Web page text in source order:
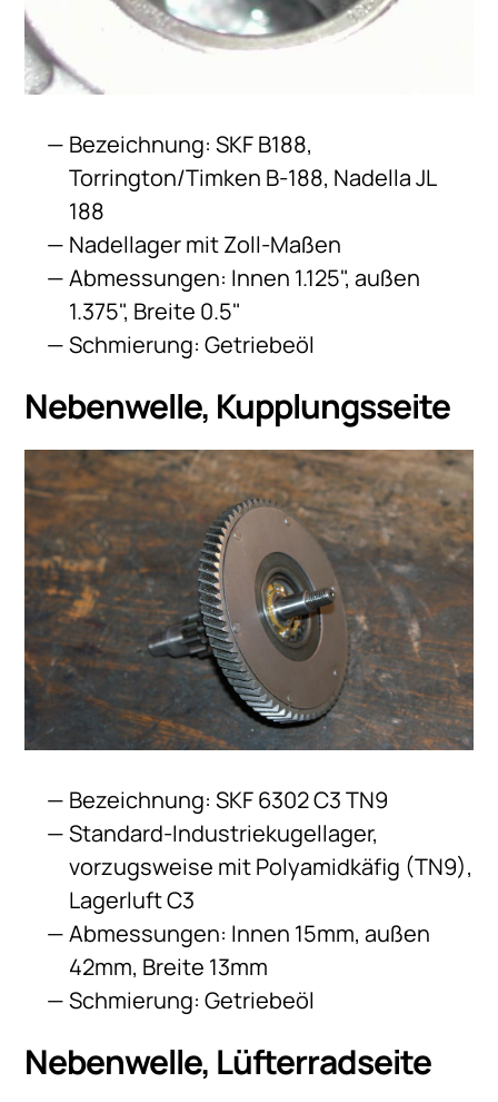
Bezeichnung: SKF B188,
Torrington/Timken B-188, Nadella JL
188
Nadellager mit Zoll-Maßen
Abmessungen: Innen 1.125", außen
1.375", Breite 0.5"
Schmierung: Getriebeöl
Nebenwelle, Kupplungsseite
Bezeichnung: SKF 6302 C3 TN9
Standard-Industriekugellager,
vorzugsweise mit Polyamidkäfig (TN9),
Lagerluft C3
Abmessungen: Innen 15mm, außen
42mm, Breite 13mm
Schmierung: Getriebeöl
Nebenwelle, Lüfterradseite